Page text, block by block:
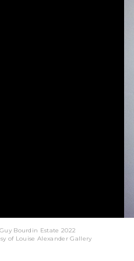
Bourdin Estate 2022
of Louise Alexander Gallery